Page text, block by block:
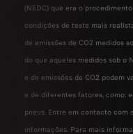
(NEDC) que era o
condições de teste mais
de emissões de CO2 medidos
do que aqueles medidos sob o
e de emissões de CO2 podem
e de diferentes fatores, como:
pneus. Entre em contacto com
informações. Para mais